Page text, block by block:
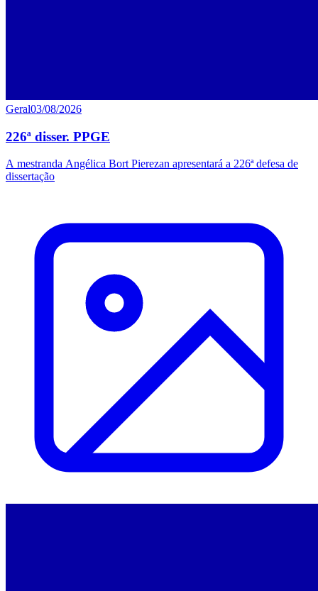
Geral03/08/2026
226ª disser. PPGE
A mestranda Angélica Bort Pierezan apresentará a 226ª defesa de
dissertação